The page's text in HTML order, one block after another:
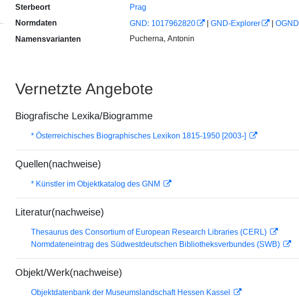
Sterbeort
Prag
Normdaten
GND: 1017962820 GND-Explorer OGND
Namensvarianten
Pucherna, Antonin
Vernetzte Angebote
Biografische Lexika/Biogramme
* Österreichisches Biographisches Lexikon 1815-1950 [2003-]
Quellen(nachweise)
* Künstler im Objektkatalog des GNM
Literatur(nachweise)
Thesaurus des Consortium of European Research Libraries (CERL)
Normdateneintrag des Südwestdeutschen Bibliotheksverbundes (SWB)
Objekt/Werk(nachweise)
Objektdatenbank der Museumslandschaft Hessen Kassel